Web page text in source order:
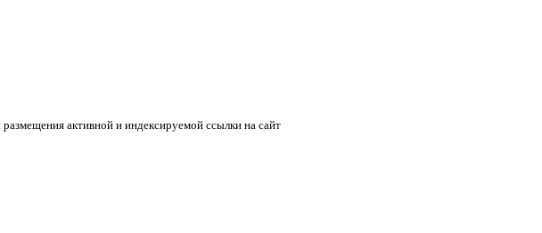
активной и индексируемой ссылки на сайт